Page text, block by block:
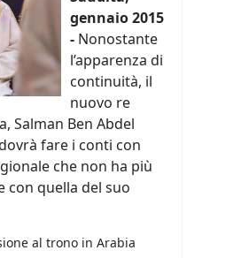
gennaio 2015
- Nonostante
l’apparenza di
continuità, il
nuovo re
Salman Ben Abdel
fare i conti con
che non ha più
con quella del suo
al trono in Arabia